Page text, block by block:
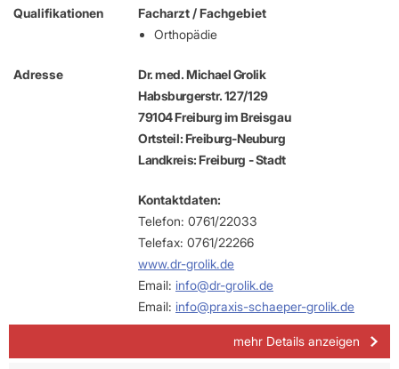
Qualifikationen
Facharzt / Fachgebiet
Orthopädie
Adresse
Dr. med. Michael Grolik
Habsburgerstr. 127/129
79104 Freiburg im Breisgau
Ortsteil: Freiburg-Neuburg
Landkreis: Freiburg - Stadt
Kontaktdaten:
Telefon: 0761/22033
Telefax: 0761/22266
www.dr-grolik.de
Email: info@dr-grolik.de
Email: info@praxis-schaeper-grolik.de
mehr Details anzeigen